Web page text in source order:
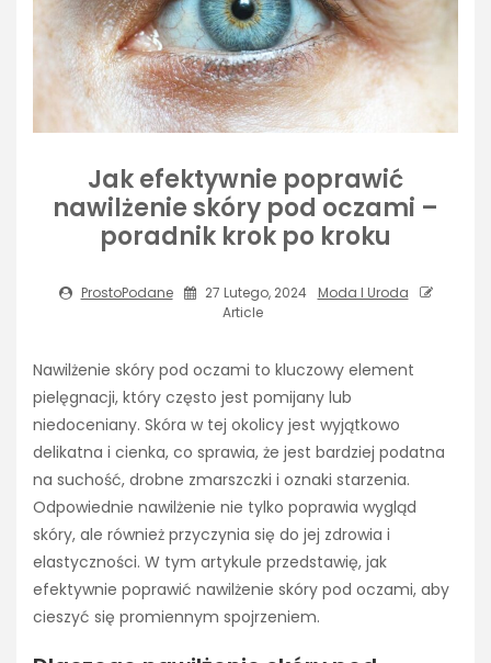
Jak efektywnie poprawić
nawilżenie skóry pod oczami –
poradnik krok po kroku
ProstoPodane 27 Lutego, 2024
Moda I Uroda
Article
Nawilżenie skóry pod oczami to kluczowy element
pielęgnacji, który często jest pomijany lub
niedoceniany. Skóra w tej okolicy jest wyjątkowo
delikatna i cienka, co sprawia, że jest bardziej podatna
na suchość, drobne zmarszczki i oznaki starzenia.
Odpowiednie nawilżenie nie tylko poprawia wygląd
skóry, ale również przyczynia się do jej zdrowia i
elastyczności. W tym artykule przedstawię, jak
efektywnie poprawić nawilżenie skóry pod oczami, aby
cieszyć się promiennym spojrzeniem.